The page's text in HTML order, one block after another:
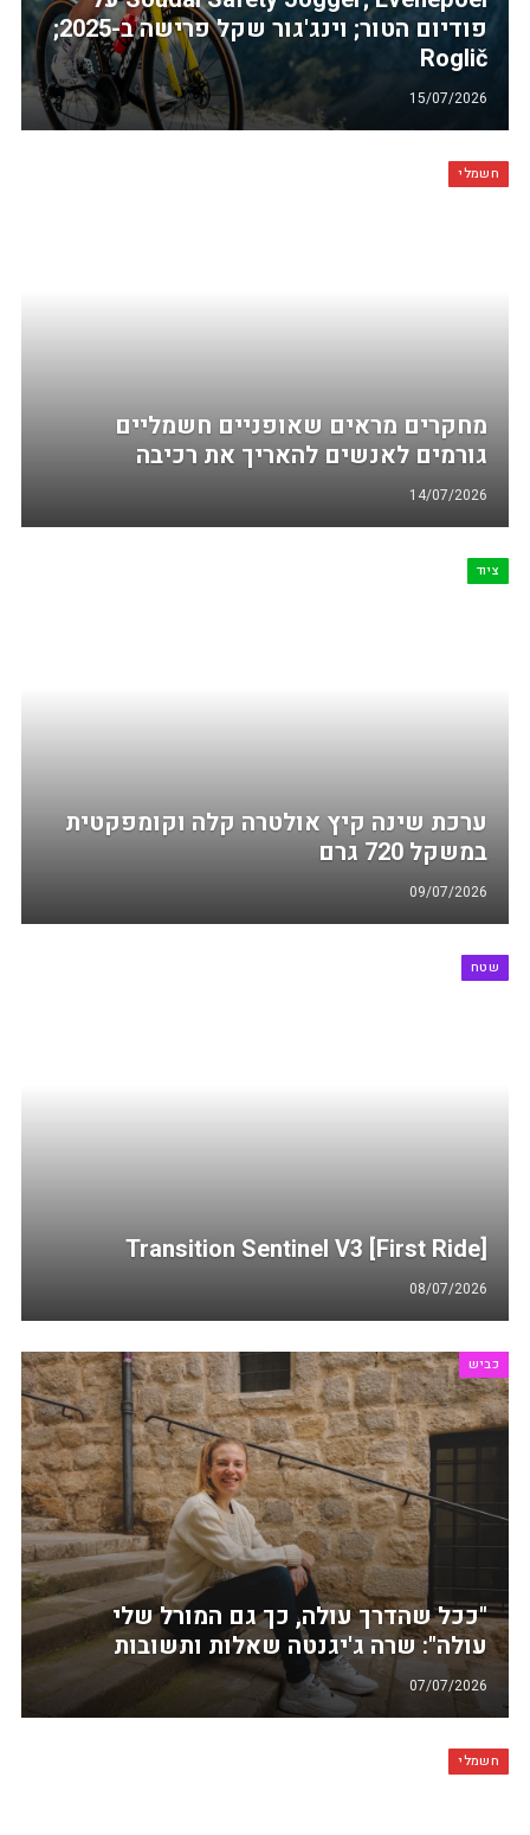
פודיום הטור; וינג'גור שקל פרישה ב-2025;
Roglič
15/07/2026
חשמלי
מחקרים מראים שאופניים חשמליים
גורמים לאנשים להאריך את רכיבה
14/07/2026
ציוד
ערכת שינה קיץ אולטרה קלה וקומפקטית
במשקל 720 גרם
09/07/2026
שטח
[First Ride] Transition Sentinel V3
08/07/2026
כביש
"ככל שהדרך עולה, כך גם המורל שלי
עולה": שרה ג'יגנטה שאלות ותשובות
07/07/2026
חשמלי